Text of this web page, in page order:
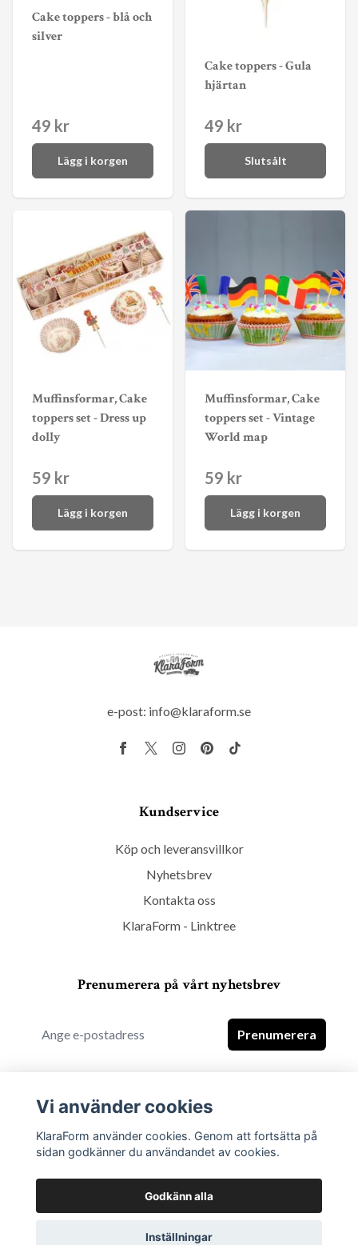
Cake toppers - blå och
silver
49 kr
Lägg i korgen
Cake toppers - Gula
hjärtan
49 kr
Slutsålt
Muffinsformar, Cake
toppers set - Dress up
dolly
59 kr
Lägg i korgen
Muffinsformar, Cake
toppers set - Vintage
World map
59 kr
Lägg i korgen
e-post: info@klaraform.se
Kundservice
Köp och leveransvillkor
Nyhetsbrev
Kontakta oss
KlaraForm - Linktree
Prenumerera på vårt nyhetsbrev
Prenumerera
Vi använder cookies
KlaraForm använder cookies. Genom att fortsätta på
sidan godkänner du användandet av cookies.
Godkänn alla
Inställningar